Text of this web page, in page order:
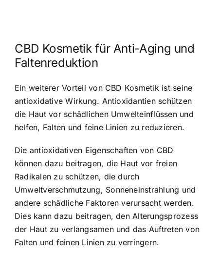
CBD Kosmetik für Anti-Aging und
Faltenreduktion
Ein weiterer Vorteil von CBD Kosmetik ist seine
antioxidative Wirkung. Antioxidantien schützen
die Haut vor schädlichen Umwelteinflüssen und
helfen, Falten und feine Linien zu reduzieren.
Die antioxidativen Eigenschaften von CBD
können dazu beitragen, die Haut vor freien
Radikalen zu schützen, die durch
Umweltverschmutzung, Sonneneinstrahlung und
andere schädliche Faktoren verursacht werden.
Dies kann dazu beitragen, den Alterungsprozess
der Haut zu verlangsamen und das Auftreten von
Falten und feinen Linien zu verringern.